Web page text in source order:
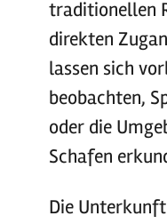
traditionellen
direkten
lassen sich
beobachten,
oder die
Schafen
Die